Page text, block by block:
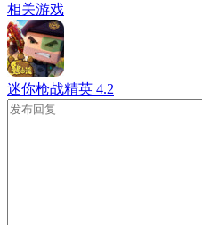
相关游戏
迷你枪战精英 4.2